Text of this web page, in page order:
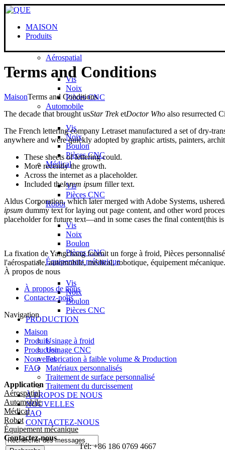
MAISON
Produits
Aérospatial
Vis
Noix
Pièces CNC
Automobile
Vis
Noix
Boulon
Pièces CNC
Médical
Vis
Pièces CNC
Robot
Vis
Noix
Boulon
Pièces CNC
Équipement mécanique
Vis
Noix
Boulon
Pièces CNC
PRODUCTION
Usinage à froid
Usinage CNC
Fabrication à faible volume & Production
Matériaux personnalisés
Traitement de surface personnalisé
Traitement du durcissement
À PROPOS DE NOUS
NOUVELLES
FAQ
CONTACTEZ-NOUS
Terms and Conditions
MaisonTerms and Conditions
The decade that brought usStar TreketDoctor Who also resurrected
The French lettering company Letraset manufactured a set of dry-
anywhere and were quickly adopted by graphic artists, painters,
These sheets of lettering could.
More recently the growth.
Across the internet as a placeholder.
Included thelorem ipsum filler text.
Aldus Corporation,which later merged with Adobe Systems, ushered
ipsum dummy text for laying out page content, and other word
placeholder for future text—and in some cases the final content(this
La fixation de Yangchang fournit un forge à froid, Pièces
l'aérospatiale, automobile, médical, robotique, équipement mécanique.
À propos de nous
À propos de nous
Contactez-nous
Navigation
Maison
Produits
Production
Nouvelles
FAQ
Application
Aérospatial
Automobile
Médical
Robot
Équipement mécanique
Contactez-nous
Tél: +86 186 0769 4667